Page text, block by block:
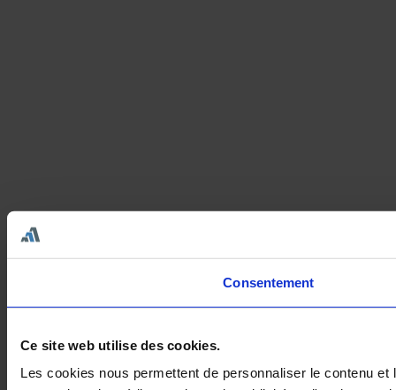
Consentement
Ce site web utilise des cookies.
Les cookies nous permettent de personnaliser le contenu